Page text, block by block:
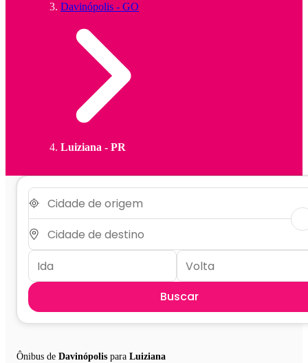
Davinópolis - GO
Luiziana - PR
Buscar
Ônibus de Davinópolis para Luiziana